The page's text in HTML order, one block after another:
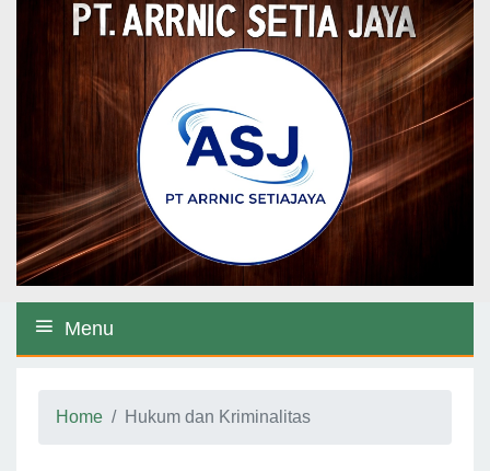
Menu
Home Hukum dan Kriminalitas